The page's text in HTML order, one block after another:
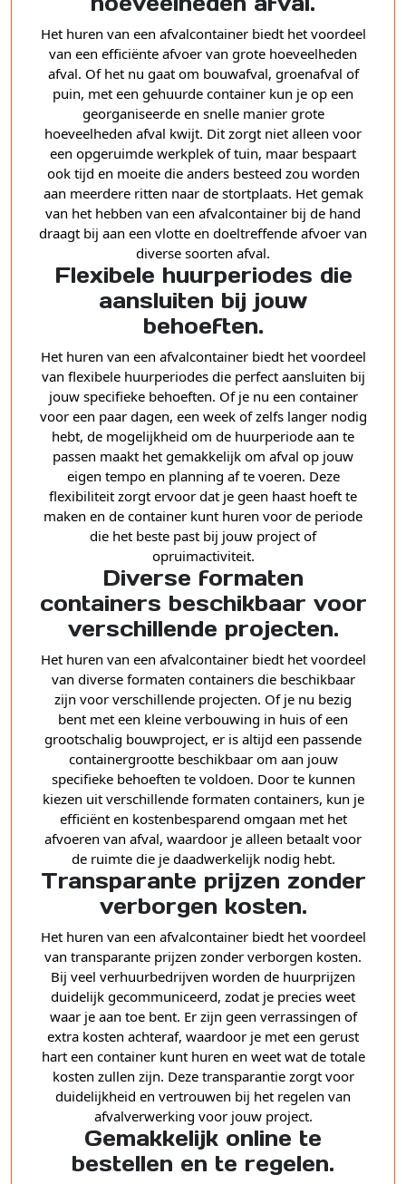
Het huren van een afvalcontainer biedt het voordeel
van een efficiënte afvoer van grote hoeveelheden
afval. Of het nu gaat om bouwafval, groenafval of
puin, met een gehuurde container kun je op een
georganiseerde en snelle manier grote
hoeveelheden afval kwijt. Dit zorgt niet alleen voor
een opgeruimde werkplek of tuin, maar bespaart
ook tijd en moeite die anders besteed zou worden
aan meerdere ritten naar de stortplaats. Het gemak
van het hebben van een afvalcontainer bij de hand
draagt bij aan een vlotte en doeltreffende afvoer van
diverse soorten afval.
Flexibele huurperiodes die
aansluiten bij jouw
behoeften.
Het huren van een afvalcontainer biedt het voordeel
van flexibele huurperiodes die perfect aansluiten bij
jouw specifieke behoeften. Of je nu een container
voor een paar dagen, een week of zelfs langer nodig
hebt, de mogelijkheid om de huurperiode aan te
passen maakt het gemakkelijk om afval op jouw
eigen tempo en planning af te voeren. Deze
flexibiliteit zorgt ervoor dat je geen haast hoeft te
maken en de container kunt huren voor de periode
die het beste past bij jouw project of
opruimactiviteit.
Diverse formaten
containers beschikbaar voor
verschillende projecten.
Het huren van een afvalcontainer biedt het voordeel
van diverse formaten containers die beschikbaar
zijn voor verschillende projecten. Of je nu bezig
bent met een kleine verbouwing in huis of een
grootschalig bouwproject, er is altijd een passende
containergrootte beschikbaar om aan jouw
specifieke behoeften te voldoen. Door te kunnen
kiezen uit verschillende formaten containers, kun je
efficiënt en kostenbesparend omgaan met het
afvoeren van afval, waardoor je alleen betaalt voor
de ruimte die je daadwerkelijk nodig hebt.
Transparante prijzen zonder
verborgen kosten.
Het huren van een afvalcontainer biedt het voordeel
van transparante prijzen zonder verborgen kosten.
Bij veel verhuurbedrijven worden de huurprijzen
duidelijk gecommuniceerd, zodat je precies weet
waar je aan toe bent. Er zijn geen verrassingen of
extra kosten achteraf, waardoor je met een gerust
hart een container kunt huren en weet wat de totale
kosten zullen zijn. Deze transparantie zorgt voor
duidelijkheid en vertrouwen bij het regelen van
afvalverwerking voor jouw project.
Gemakkelijk online te
bestellen en te regelen.